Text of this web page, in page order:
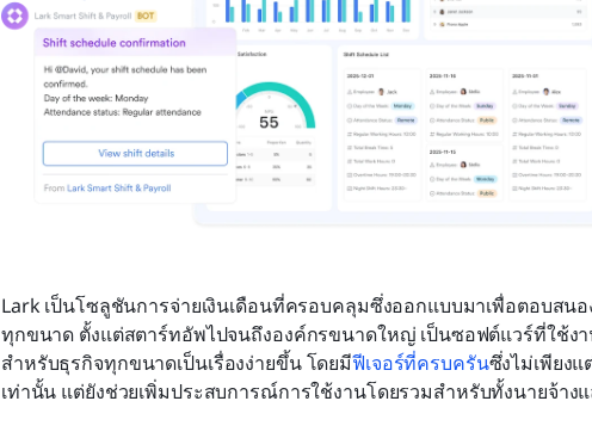
Lark เป็นโซลูชันการจ่ายเงินเดือนที่ครอบคลุมซึ่งออกแบบมาเพื่อตอบสน
ทุกขนาด ตั้งแต่สตาร์ทอัพไปจนถึงองค์กรขนาดใหญ่ เป็นซอฟต์แวร์ที่ใช้งา
สำหรับธุรกิจทุกขนาดเป็นเรื่องง่ายขึ้น โดยมีฟีเจอร์ที่ครบครันซึ่งไม่เพียง
เท่านั้น แต่ยังช่วยเพิ่มประสบการณ์การใช้งานโดยรวมสำหรับทั้งนายจ้าง